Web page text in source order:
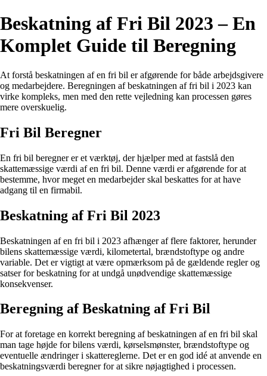
Beskatning af Fri Bil 2023 – En
Komplet Guide til Beregning
At forstå beskatningen af en fri bil er afgørende for både arbejdsgivere
og medarbejdere. Beregningen af beskatningen af fri bil i 2023 kan
virke kompleks, men med den rette vejledning kan processen gøres
mere overskuelig.
Fri Bil Beregner
En fri bil beregner er et værktøj, der hjælper med at fastslå den
skattemæssige værdi af en fri bil. Denne værdi er afgørende for at
bestemme, hvor meget en medarbejder skal beskattes for at have
adgang til en firmabil.
Beskatning af Fri Bil 2023
Beskatningen af en fri bil i 2023 afhænger af flere faktorer, herunder
bilens skattemæssige værdi, kilometertal, brændstoftype og andre
variable. Det er vigtigt at være opmærksom på de gældende regler og
satser for beskatning for at undgå unødvendige skattemæssige
konsekvenser.
Beregning af Beskatning af Fri Bil
For at foretage en korrekt beregning af beskatningen af en fri bil skal
man tage højde for bilens værdi, kørselsmønster, brændstoftype og
eventuelle ændringer i skattereglerne. Det er en god idé at anvende en
beskatningsværdi beregner for at sikre nøjagtighed i processen.